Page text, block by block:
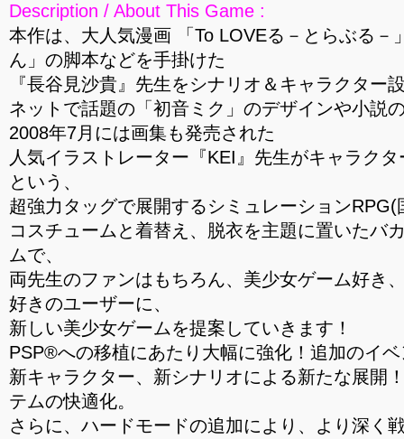
Description / About This Game :
本作は、大人気漫画 「To LOVEる－とらぶる－
ん」の脚本などを手掛けた
『長谷見沙貴』先生をシナリオ＆キャラクター
ネットで話題の「初音ミク」のデザインや小説
2008年7月には画集も発売された
人気イラストレーター『KEI』先生がキャラク
という、
超強力タッグで展開するシミュレーションRPG(
コスチュームと着替え、脱衣を主題に置いたバ
ムで、
両先生のファンはもちろん、美少女ゲーム好き
好きのユーザーに、
新しい美少女ゲームを提案していきます！
PSP®への移植にあたり大幅に強化！追加のイ
新キャラクター、新シナリオによる新たな展開
テムの快適化。
さらに、ハードモードの追加により、より深く